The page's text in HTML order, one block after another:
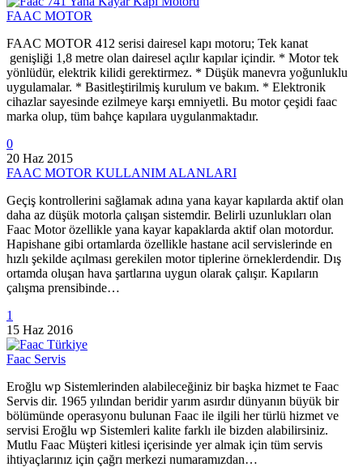
FAAC MOTOR
FAAC MOTOR 412 serisi dairesel kapı motoru; Tek kanat
genişliği 1,8 metre olan dairesel açılır kapılar içindir. * Motor tek
yönlüdür, elektrik kilidi gerektirmez. * Düşük manevra yoğunluklu
uygulamalar. * Basitleştirilmiş kurulum ve bakım. * Elektronik
cihazlar sayesinde ezilmeye karşı emniyetli. Bu motor çeşidi faac
marka olup, tüm bahçe kapılara uygulanmaktadır.
0
20 Haz 2015
FAAC MOTOR KULLANIM ALANLARI
Geçiş kontrollerini sağlamak adına yana kayar kapılarda aktif olan
daha az düşük motorla çalışan sistemdir. Belirli uzunlukları olan
Faac Motor özellikle yana kayar kapaklarda aktif olan motordur.
Hapishane gibi ortamlarda özellikle hastane acil servislerinde en
hızlı şekilde açılması gerekilen motor tiplerine örneklerdendir. Dış
ortamda oluşan hava şartlarına uygun olarak çalışır. Kapıların
çalışma prensibinde…
1
15 Haz 2016
Faac Servis
Eroğlu wp Sistemlerinden alabileceğiniz bir başka hizmet te Faac
Servis dir. 1965 yılından beridir yarım asırdır dünyanın büyük bir
bölümünde operasyonu bulunan Faac ile ilgili her türlü hizmet ve
servisi Eroğlu wp Sistemleri kalite farklı ile bizden alabilirsiniz.
Mutlu Faac Müşteri kitlesi içerisinde yer almak için tüm servis
ihtiyaçlarınız için çağrı merkezi numaramızdan…